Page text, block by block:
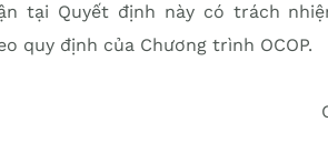
tại Quyết định này có trách
quy định của Chương trình OCOP.